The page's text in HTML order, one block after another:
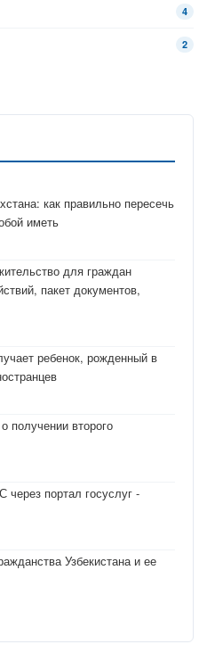
4
2
как правильно пересечь
иметь
для граждан
пакет документов,
ребенок, рожденный в
получении второго
портал госуслуг -
Узбекистана и ее